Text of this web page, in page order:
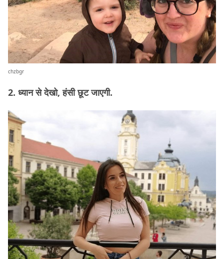
chzbgr
2. ध्यान से देखो, हंसी छूट जाएगी.